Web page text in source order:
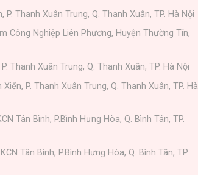
P. Thanh Xuân Trung, Q. Thanh Xuân, TP. Hà Nội
Công Nghiệp Liên Phương, Huyện Thường Tín,
Thanh Xuân Trung, Q. Thanh Xuân, TP. Hà Nội
P. Thanh Xuân Trung, Q. Thanh Xuân, TP. Hà
Tân Bình, P.Bình Hưng Hòa, Q. Bình Tân, TP.
Tân Bình, P.Bình Hưng Hòa, Q. Bình Tân, TP.